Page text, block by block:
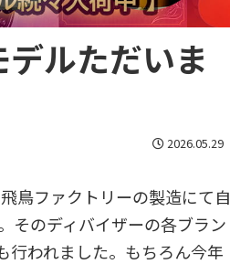
ルただいま
2026.05.29
鳥ファクトリーの製造にて自
そのディバイザーの各ブラン
行われました。もちろん今年